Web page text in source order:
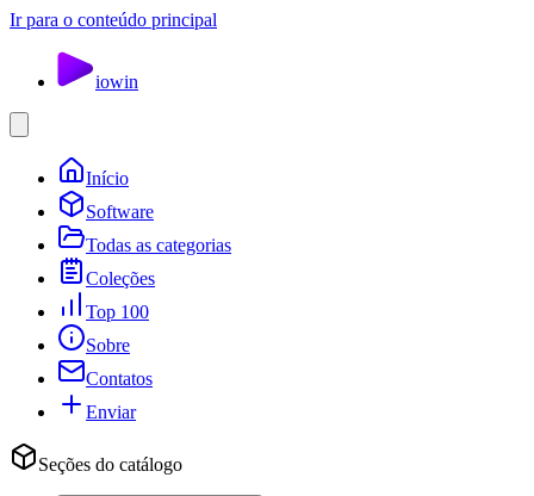
Ir para o conteúdo principal
iowin
Início
Software
Todas as categorias
Coleções
Top 100
Sobre
Contatos
Enviar
Seções do catálogo